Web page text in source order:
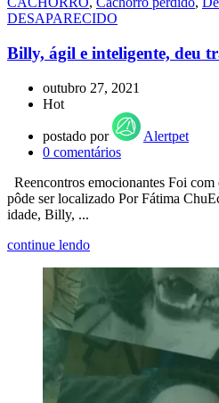
DESAPARECIDO
Billy, ágil e inteligente, deu
outubro 27, 2021
Hot
postado por
Alertpet
0 comentários
Reencontros emocionantes Foi
pôde ser localizado Por Fátima
idade, Billy, ...
continue lendo